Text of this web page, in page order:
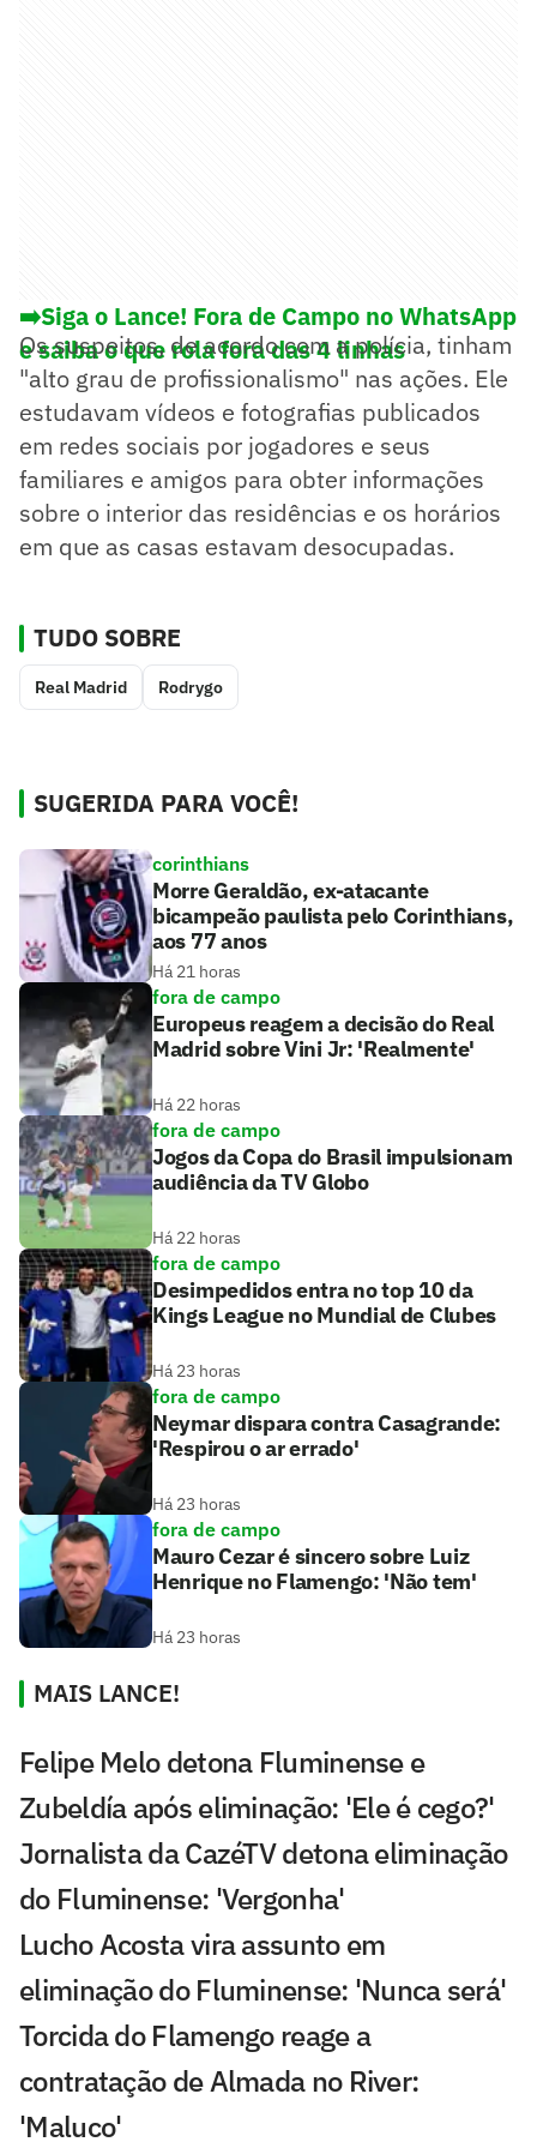
➡️Siga o Lance! Fora de Campo no WhatsApp
e saiba o que rola fora das 4 linhas
Os suspeitos, de acordo com a polícia, tinham
"alto grau de profissionalismo" nas ações. Ele
estudavam vídeos e fotografias publicados
em redes sociais por jogadores e seus
familiares e amigos para obter informações
sobre o interior das residências e os horários
em que as casas estavam desocupadas.
TUDO SOBRE
Real Madrid Rodrygo
SUGERIDA PARA VOCÊ!
corinthians
Morre Geraldão, ex-atacante
bicampeão paulista pelo Corinthians,
aos 77 anos
Há 21 horas
fora de campo
Europeus reagem a decisão do Real
Madrid sobre Vini Jr: 'Realmente'
Há 22 horas
fora de campo
Jogos da Copa do Brasil impulsionam
audiência da TV Globo
Há 22 horas
fora de campo
Desimpedidos entra no top 10 da
Kings League no Mundial de Clubes
Há 23 horas
fora de campo
Neymar dispara contra Casagrande:
'Respirou o ar errado'
Há 23 horas
fora de campo
Mauro Cezar é sincero sobre Luiz
Henrique no Flamengo: 'Não tem'
Há 23 horas
MAIS LANCE!
Felipe Melo detona Fluminense e
Zubeldía após eliminação: 'Ele é cego?'
Jornalista da CazéTV detona eliminação
do Fluminense: 'Vergonha'
Lucho Acosta vira assunto em
eliminação do Fluminense: 'Nunca será'
Torcida do Flamengo reage a
contratação de Almada no River:
'Maluco'